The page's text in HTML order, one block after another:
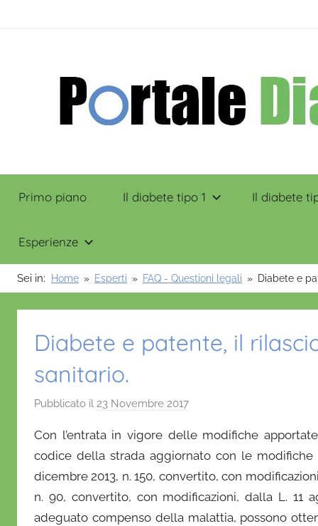
Portale
Diabete
Primo piano Il diabete tipo 1 Il diabete
Esperienze
Sei in: Home Esperti FAQ - Questioni legali Diabete e
Diabete e patente, il
sanitario.
Pubblicato il 23 Novembre 2017
D
a
n
i
e
Con l’entrata in vigore delle modifiche
codice della strada aggiornato con le modifiche
dicembre 2013, n. 150, convertito, con
n. 90, convertito, con modificazioni, dalla L. 11
adeguato compenso della malattia, possono